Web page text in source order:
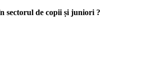
sectorul de copii și juniori ?